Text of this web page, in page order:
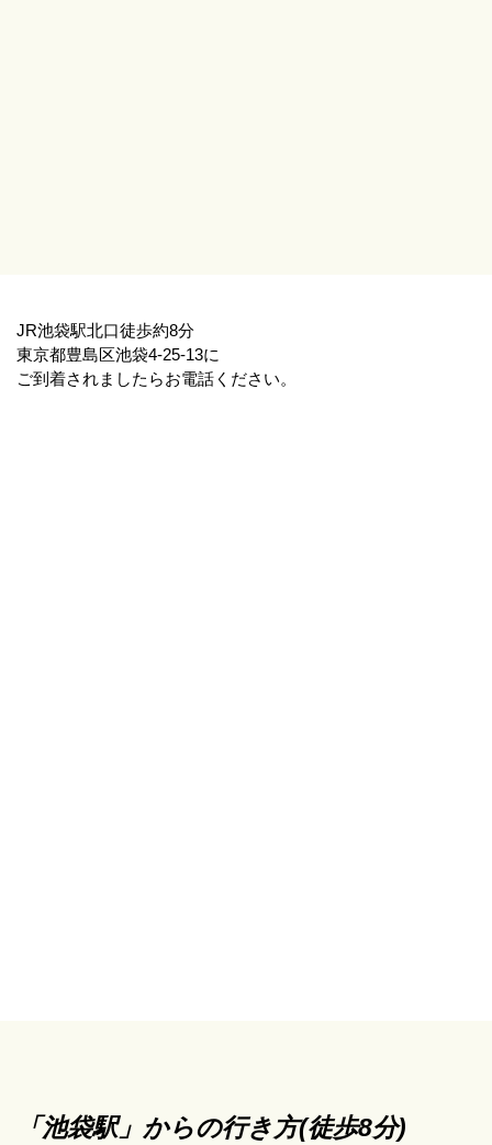
JR池袋駅北口徒歩約8分
東京都豊島区池袋4-25-13に
ご到着されましたらお電話ください。
「池袋駅」からの行き方(徒歩8分)